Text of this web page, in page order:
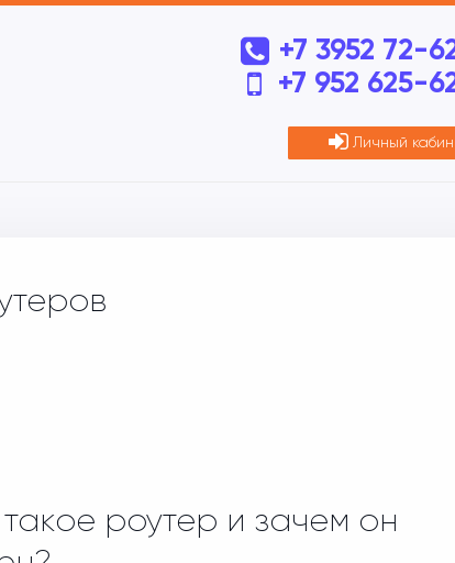
+7 3952 72-
+7 952 625-
Личный
роутер и зачем он